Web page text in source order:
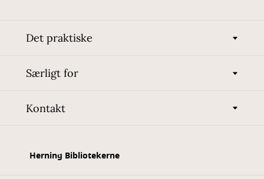
Det praktiske
Særligt for
Kontakt
Herning Bibliotekerne